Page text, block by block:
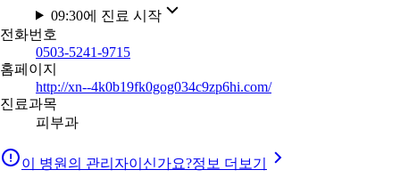
09:30에 진료 시작
전화번호
0503-5241-9715
홈페이지
http://xn--4k0b19fk0gog034c9zp6hi.com/
진료과목
피부과
이 병원의 관리자이신가요?정보 더보기